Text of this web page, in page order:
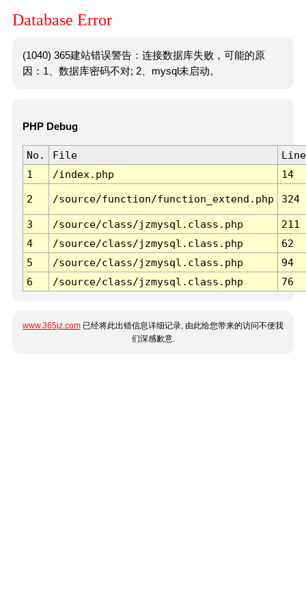
Database Error
(1040) 365建站错误警告：连接数据库失败，可能的原
因：1、数据库密码不对; 2、mysql未启动。
PHP Debug
No. File
Line
1
/index.php 14
2 /source/function/function_extend.php 324
3 /source/class/jzmysql.class.php
211
4
/source/class/jzmysql.class.php
62
5
/source/class/jzmysql.class.php
94
6
/source/class/jzmysql.class.php 76
www.365jz.com 已经将此出错信息详细记录, 由此给您带来的访问不便我
们深感歉意.